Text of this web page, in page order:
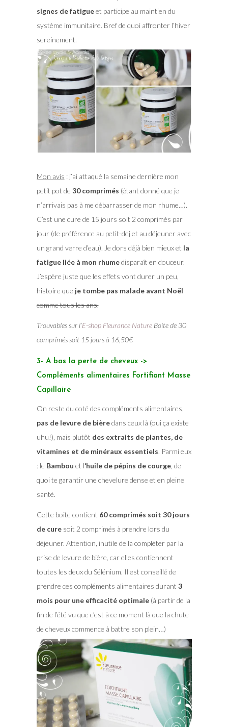
signes de fatigueet participe au maintien du
système immunitaire. Bref de quoi affronter l’hiver
sereinement.
Mon avis : j’ai attaqué la semaine dernière mon
petit pot de 30 comprimés (étant donné que je
n’arrivais pas à me débarrasser de mon rhume…).
C’est une cure de 15 jours soit 2 comprimés par
jour (de préférence au petit-dej et au déjeuner avec
un grand verre d’eau). Je dors déjà bien mieux et la
fatigue liée à mon rhumedisparaît en douceur.
J’espère juste que les effets vont durer un peu,
histoire que je tombe pas malade avant Noël
comme tous les ans.
Trouvables sur l’E-shop Fleurance NatureBoite de 30
comprimés soit 15 jours à 16,50€
3- A bas la perte de cheveux ->
Compléments alimentaires Fortifiant Masse
Capillaire
On reste du coté des compléments alimentaires,
pas de levure de bièredans ceux là (oui ça existe
uhu!), mais plutôt des extraits de plantes, de
vitamines et de minéraux essentiels. Parmi eux
: le Bambou et l‘huile de pépins de courge, de
quoi te garantir une chevelure dense et en pleine
santé.
Cette boite contient 60 comprimés soit 30 jours
de curesoit 2 comprimés à prendre lors du
déjeuner. Attention, inutile de la compléter par la
prise de levure de bière, car elles contiennent
toutes les deux du Sélénium. Il est conseillé de
prendre ces compléments alimentaires durant 3
mois pour une efficacité optimale(à partir de la
fin de l’été vu que c’est à ce moment là que la chute
de cheveux commence à battre son plein…)